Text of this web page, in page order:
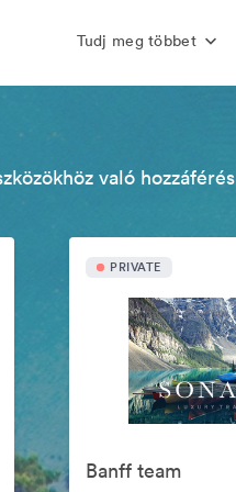
Tudj meg többet
való hozzáférés
PRIVATE
Banff team